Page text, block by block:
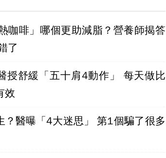
咖啡」哪個更助減脂？營養師揭答
了
授舒緩「五十肩4動作」 每天做比
效
「4大迷思」 第1個騙了很多